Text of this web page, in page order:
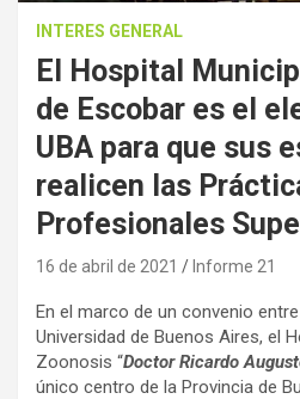
INTERES GENERAL
El Hospital
de Escobar es el
UBA para que sus
realicen las
Profesionales
16 de abril de 2021 Informe 21
En el marco de un convenio
Universidad de Buenos Aires, el
Zoonosis “Doctor Ricardo
único centro de la Provincia de